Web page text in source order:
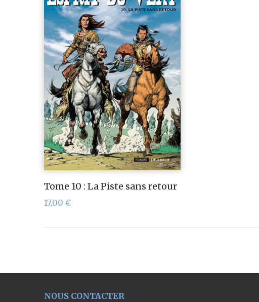
Tome 10 : La Piste sans retour
17,00 €
NOUS CONTACTER